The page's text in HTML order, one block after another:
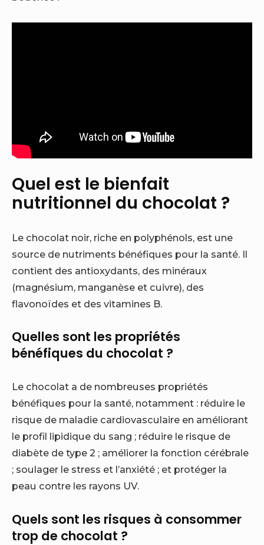
Quel est le bienfait
nutritionnel du chocolat ?
Le chocolat noir, riche en polyphénols, est une
source de nutriments bénéfiques pour la santé. Il
contient des antioxydants, des minéraux
(magnésium, manganèse et cuivre), des
flavonoïdes et des vitamines B.
Quelles sont les propriétés
bénéfiques du chocolat ?
Le chocolat a de nombreuses propriétés
bénéfiques pour la santé, notamment : réduire le
risque de maladie cardiovasculaire en améliorant
le profil lipidique du sang ; réduire le risque de
diabète de type 2 ; améliorer la fonction cérébrale
; soulager le stress et l’anxiété ; et protéger la
peau contre les rayons UV.
Quels sont les risques à consommer
trop de chocolat ?